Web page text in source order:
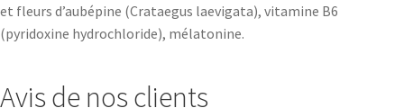
et fleurs d’aubépine (Crataegus laevigata), vitamine B6
(pyridoxine hydrochloride), mélatonine.
Avis de nos clients